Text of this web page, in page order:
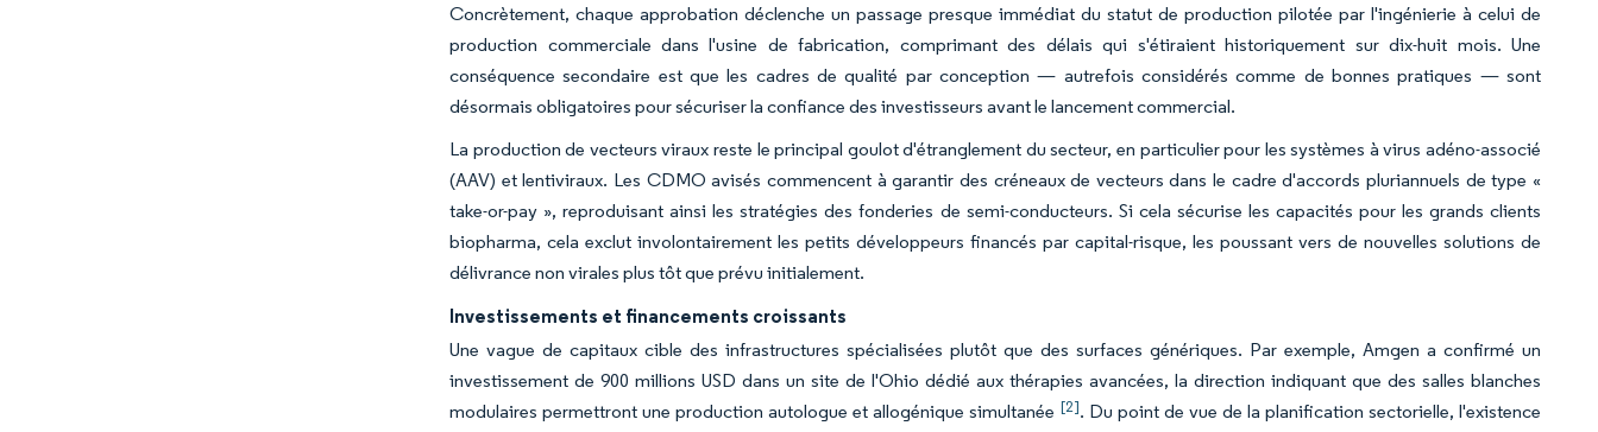
Concrètement, chaque approbation déclenche un passage presque immédiat du statut de production pilotée par l'ingénierie à celui de
production commerciale dans l'usine de fabrication, comprimant des délais qui s'étiraient historiquement sur dix-huit mois. Une
conséquence secondaire est que les cadres de qualité par conception — autrefois considérés comme de bonnes pratiques — sont
désormais obligatoires pour sécuriser la confiance des investisseurs avant le lancement commercial.
La production de vecteurs viraux reste le principal goulot d'étranglement du secteur, en particulier pour les systèmes à virus adéno-associé
(AAV) et lentiviraux. Les CDMO avisés commencent à garantir des créneaux de vecteurs dans le cadre d'accords pluriannuels de type «
take-or-pay », reproduisant ainsi les stratégies des fonderies de semi-conducteurs. Si cela sécurise les capacités pour les grands clients
biopharma, cela exclut involontairement les petits développeurs financés par capital-risque, les poussant vers de nouvelles solutions de
délivrance non virales plus tôt que prévu initialement.
Investissements et financements croissants
Une vague de capitaux cible des infrastructures spécialisées plutôt que des surfaces génériques. Par exemple, Amgen a confirmé un
investissement de 900 millions USD dans un site de l'Ohio dédié aux thérapies avancées, la direction indiquant que des salles blanches
modulaires permettront une production autologue et allogénique simultanée [2]. Du point de vue de la planification sectorielle, l'existence